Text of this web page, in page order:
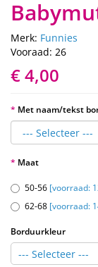
Merk: Funnies
Vooraad: 26
€ 4,00
Met naam/tekst
Maat
50-56 [voorraad:
62-68 [voorraad:
Borduurkleur
--- Selecteer ---